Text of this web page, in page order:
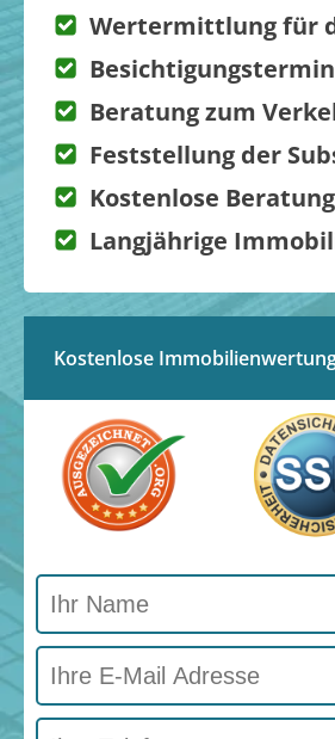
Wertermittlung für
Beratung zum
Feststellung der
Kostenlose
Langjährige
Kostenlose